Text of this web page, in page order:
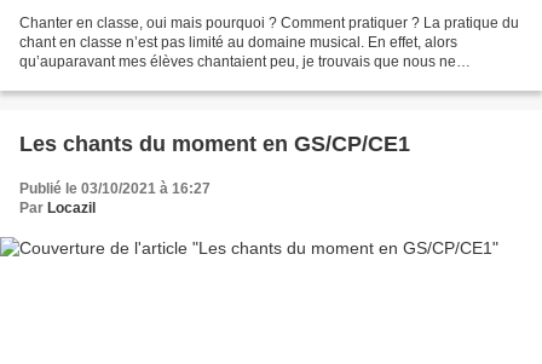
Chanter en classe, oui mais pourquoi ? Comment pratiquer ? La pratique du
chant en classe n’est pas limité au domaine musical. En effet, alors
qu’auparavant mes élèves chantaient peu, je trouvais que nous ne
Les chants du moment en GS/CP/CE1
Publié le 03/10/2021 à 16:27
Par Locazil